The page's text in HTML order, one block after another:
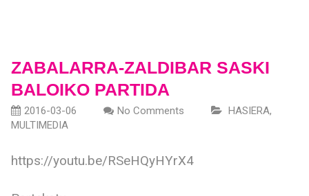
ZABALARRA-ZALDIBAR SASKI
BALOIKO PARTIDA
2016-03-06 No Comments HASIERA,
MULTIMEDIA
https://youtu.be/RSeHQyHYrX4